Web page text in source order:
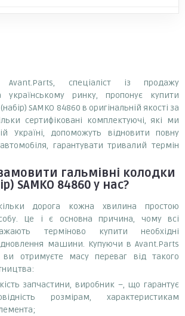
Avant.Parts, спеціаліст із продажу
українському ринку, пропонує купити
SAMKO 84860 в оригінальній якості за
сертифіковані комплектуючі, які ми
Україні, допоможуть відновити повну
гарантувати тривалий термін
гальмівні колодки
SAMKO 84860у нас?
дорога кожна хвилина простою
Це і є основна причина, чому всі
терміново купити необхідні
машини. Купуючи в Avant.Parts
отримуєте масу переваг від такого
запчастини, виробник –, що гарантує
розмірам, характеристикам